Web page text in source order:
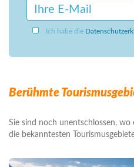
Ich habe die
Berühmte
Sie sind noch unentschlossen, wo
die bekanntesten